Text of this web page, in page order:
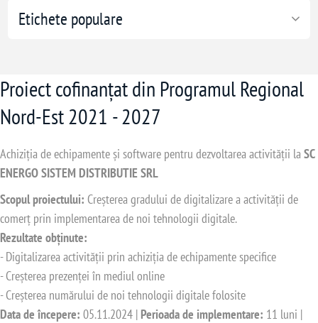
Etichete populare
Proiect cofinanțat din Programul Regional
Nord-Est 2021 - 2027
Achiziția de echipamente și software pentru dezvoltarea activității laSC
ENERGO SISTEM DISTRIBUTIE SRL
Scopul proiectului: Creșterea gradului de digitalizare a activității de
comerț prin implementarea de noi tehnologii digitale.
Rezultate obținute:
- Digitalizarea activității prin achiziția de echipamente specifice
- Creșterea prezenței în mediul online
- Creșterea numărului de noi tehnologii digitale folosite
Data de începere: 05.11.2024 | Perioada de implementare: 11 luni |